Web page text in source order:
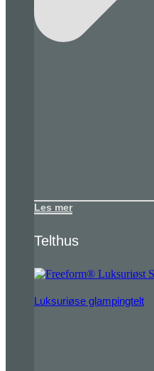
Les mer
Telthus
Luksuriøse glampingtelt